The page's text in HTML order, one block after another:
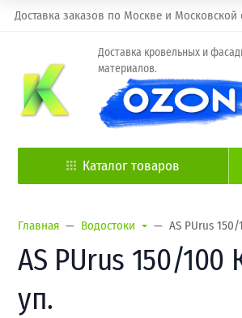
Доставка заказов по Москве и Московской
Доставка кровельных и
материалов.
Каталог товаров
Главная Водостоки AS PUrus
AS PUrus 150/
уп.